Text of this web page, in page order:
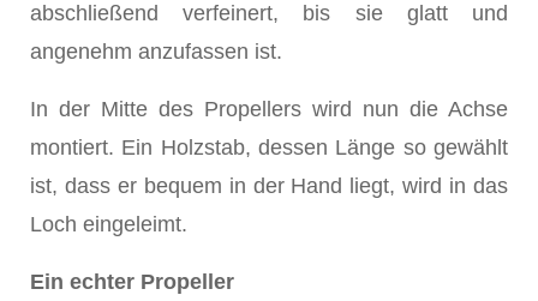
abschließend verfeinert, bis sie glatt und
angenehm anzufassen ist.
In der Mitte des Propellers wird nun die Achse
montiert. Ein Holzstab, dessen Länge so gewählt
ist, dass er bequem in der Hand liegt, wird in das
Loch eingeleimt.
Ein echter Propeller